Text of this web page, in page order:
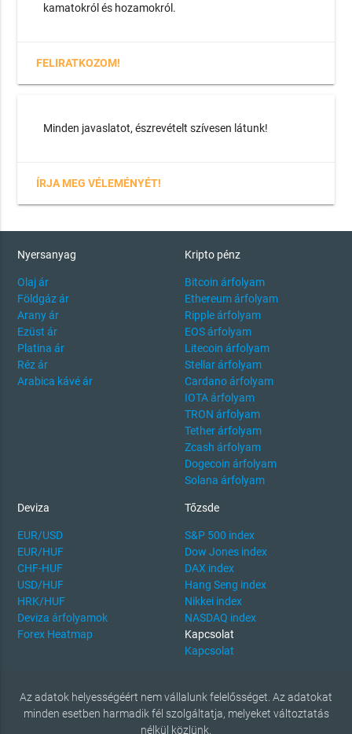
kamatokról és hozamokról.
FELIRATKOZOM!
Minden javaslatot, észrevételt szívesen látunk!
ÍRJA MEG VÉLEMÉNYÉT!
Nyersanyag
Olaj ár
Földgáz ár
Arany ár
Ezüst ár
Platina ár
Réz ár
Arabica kávé ár
Kripto pénz
Bitcoin árfolyam
Ethereum árfolyam
Ripple árfolyam
EOS árfolyam
Litecoin árfolyam
Stellar árfolyam
Cardano árfolyam
IOTA árfolyam
TRON árfolyam
Tether árfolyam
Zcash árfolyam
Dogecoin árfolyam
Solana árfolyam
Deviza
EUR/USD
EUR/HUF
CHF-HUF
USD/HUF
HRK/HUF
Deviza árfolyamok
Forex Heatmap
Tőzsde
S&P 500 index
Dow Jones index
DAX index
Hang Seng index
Nikkei index
NASDAQ index
Kapcsolat
Kapcsolat
Az adatok helyességéért nem vállalunk felelősséget. Az adatokat
minden esetben harmadik fél szolgáltatja, melyeket változtatás
nélkül közlünk.